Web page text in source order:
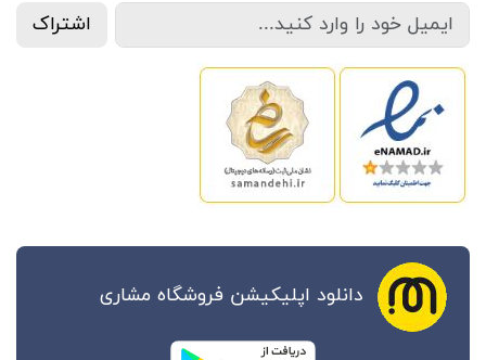
اشتراک
دانلود اپلیکیشن فروشگاه مشاری